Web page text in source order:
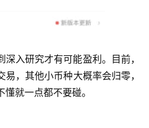
入研究才有可能盈利。目前，
，其他小币种大概率会归零，
就一点都不要碰。